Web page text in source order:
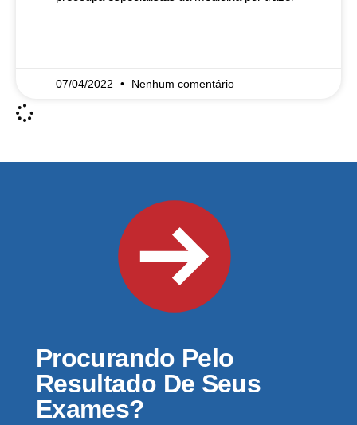
07/04/2022 Nenhum comentário
Procurando Pelo
Resultado De Seus
Exames?